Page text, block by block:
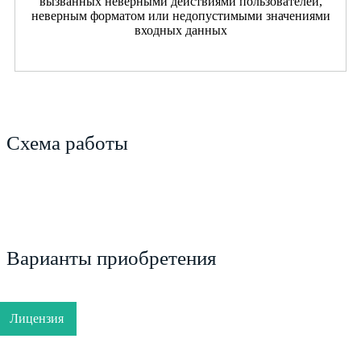
неверным форматом или недопустимыми значениями
входных данных
Схема работы
Варианты приобретения
Лицензия